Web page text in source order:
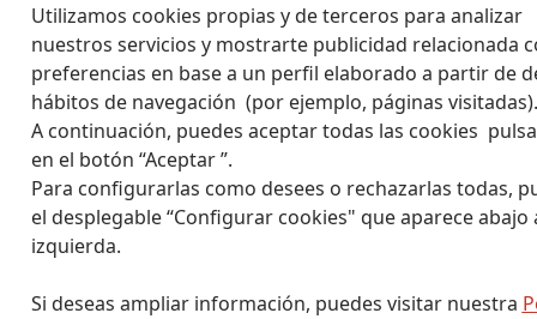
Utilizamos cookies propias y de terceros para analizar
nuestros servicios y mostrarte publicidad relacionada
preferencias en base a un perfil elaborado a partir de
hábitos de navegación (por ejemplo, páginas visitadas).
A continuación, puedes aceptar todas las cookies
en el botón “Aceptar ”.
Para configurarlas como desees o rechazarlas todas,
el desplegable “Configurar cookies" que aparece abajo
izquierda.
Si deseas ampliar información, puedes visitar nuestra